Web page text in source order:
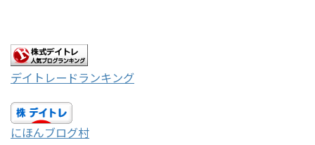
デイトレードランキング
にほんブログ村